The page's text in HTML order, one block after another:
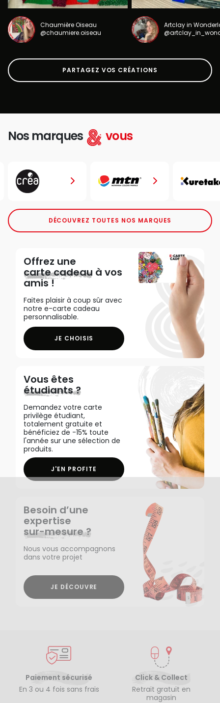
Chaumière Oiseau
@chaumiere.oiseau
Artclay in
PARTAGEZ VOS CRÉATIONS
Nos marques vous
DÉCOUVREZ TOUTES NOS MARQUES
Offrez une
carte cadeau à vos
amis !
Faites plaisir à coup sûr avec
notre e-carte cadeau
personnalisable.
JE CHOISIS
Vous êtes
étudiants ?
Demandez votre carte
privilège étudiant,
totalement gratuite et
bénéficiez de -15% toute
l'année sur une sélection de
produits.
J'EN PROFITE
Besoin d’une
expertise
sur-mesure ?
Nous vous accompagnons
dans votre projet
JE DÉCOUVRE
Paiement sécurisé
En 3 ou 4 fois sans frais
Click & Collect
Retrait gratuit en
magasin